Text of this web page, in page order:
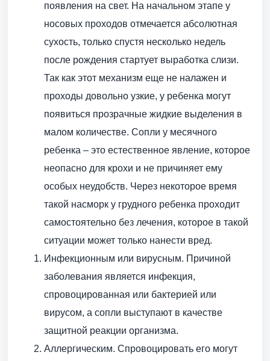
появления на свет. На начальном этапе у
носовых проходов отмечается абсолютная
сухость, только спустя несколько недель
после рождения стартует выработка слизи.
Так как этот механизм еще не налажен и
проходы довольно узкие, у ребенка могут
появиться прозрачные жидкие выделения в
малом количестве. Сопли у месячного
ребенка – это естественное явление, которое
неопасно для крохи и не причиняет ему
особых неудобств. Через некоторое время
такой насморк у грудного ребенка проходит
самостоятельно без лечения, которое в такой
ситуации может только нанести вред.
Инфекционным или вирусным. Причиной
заболевания является инфекция,
спровоцированная или бактерией или
вирусом, а сопли выступают в качестве
защитной реакции организма.
Аллергическим. Спровоцировать его могут